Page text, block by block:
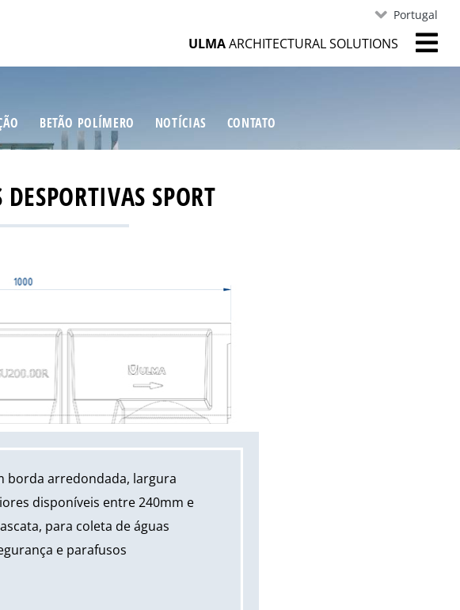
Portugal
ULMAARCHITECTURAL SOLUTIONS
BETÃO POLÍMERO NOTÍCIAS CONTATO
SPORT
borda arredondada, largura
disponíveis entre 240mm e
para coleta de águas
e parafusos